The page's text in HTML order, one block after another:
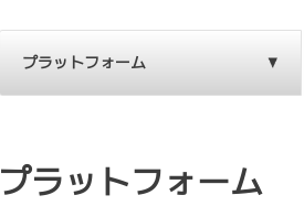
プラットフォーム
プラットフォーム